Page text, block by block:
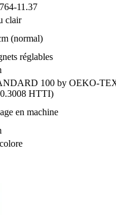
11.37
clair
(normal)
réglables
100 by OEKO-
HTTI)
en machine